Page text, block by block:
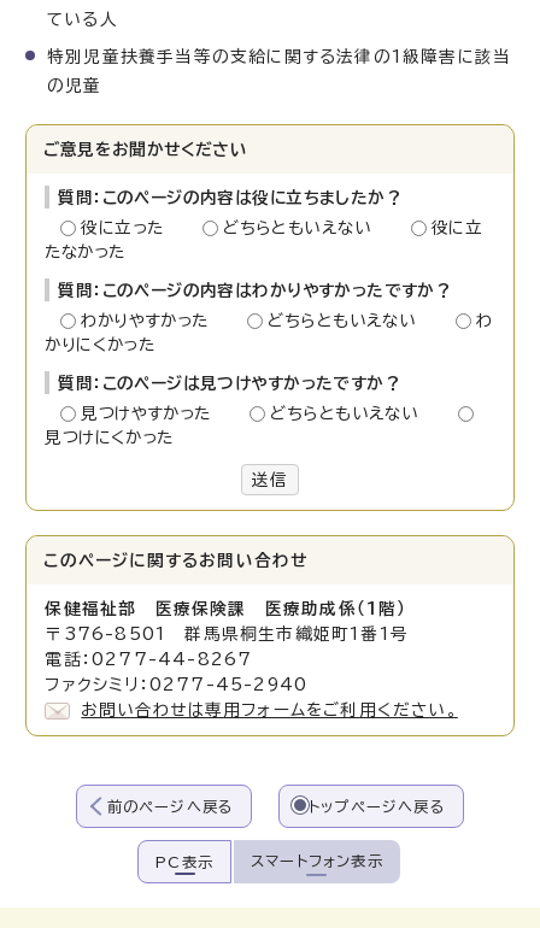
ている人
特別児童扶養手当等の支給に関する法律の1級障害に該当
の児童
ご意見をお聞かせください
質問：このページの内容は役に立ちましたか？
役に立った
どちらともいえない
役に立
たなかった
質問：このページの内容はわかりやすかったですか？
わかりやすかった
どちらともいえない
わ
かりにくかった
質問：このページは見つけやすかったですか？
見つけやすかった
どちらともいえない
見つけにくかった
送信
このページに関する お問い合わせ
保健福祉部 医療保険課 医療助成係（1階）
〒376-8501 群馬県桐生市織姫町1番1号
電話：0277-44-8267
ファクシミリ：0277-45-2940
お問い合わせは専用フォームをご利用ください。
前のページへ戻る トップページへ戻る
PC表示 スマートフォン表示